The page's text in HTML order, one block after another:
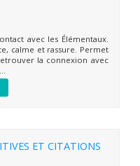
avec les Élémentaux.
calme et rassure. Permet
la connexion avec
ET CITATIONS